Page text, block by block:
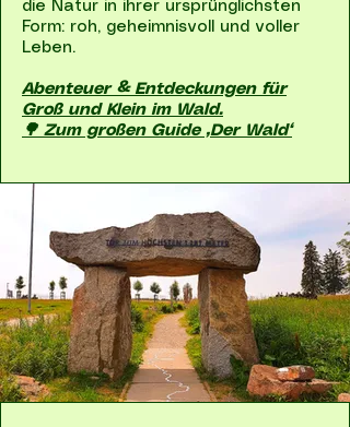
die Natur in ihrer ursprünglichsten
Form: roh, geheimnisvoll und voller
Leben.
Abenteuer & Entdeckungen für
Groß und Klein im Wald.
🌳 Zum großen Guide „Der Wald“